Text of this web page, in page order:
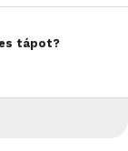
tápot?